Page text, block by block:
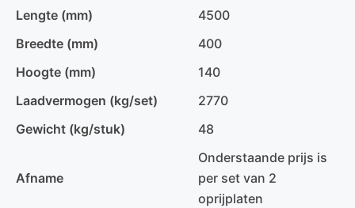
Lengte (mm)
4500
Breedte (mm)
400
Hoogte (mm)
140
Laadvermogen (kg/set)
2770
Gewicht (kg/stuk)
48
Afname
Onderstaande prijs is
per set van 2
oprijplaten